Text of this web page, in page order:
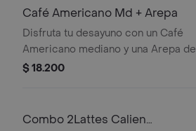
durante el transporte para pedidos a
Café Americano Md + Arepa
Disfruta tu desayuno con un Café
Americano mediano y una Arepa de
queso.
$ 18.200
Combo 2Lattes Calien